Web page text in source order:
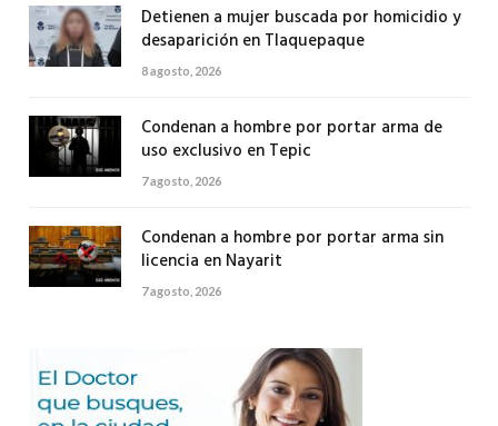
Detienen a mujer buscada por homicidio y
desaparición en Tlaquepaque
8 agosto, 2026
Condenan a hombre por portar arma de
uso exclusivo en Tepic
7 agosto, 2026
Condenan a hombre por portar arma sin
licencia en Nayarit
7 agosto, 2026